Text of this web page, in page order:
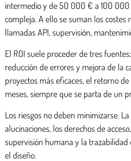
intermedio y de 50 000 € a 100
compleja. A ello se suman los costes
llamadas API, supervisión,
El ROI suele proceder de tres
reducción de errores y mejora de la
proyectos más eficaces, el retorno
meses, siempre que se parta de un
Los riesgos no deben minimizarse.
alucinaciones, los derechos de
supervisión humana y la
el diseño.